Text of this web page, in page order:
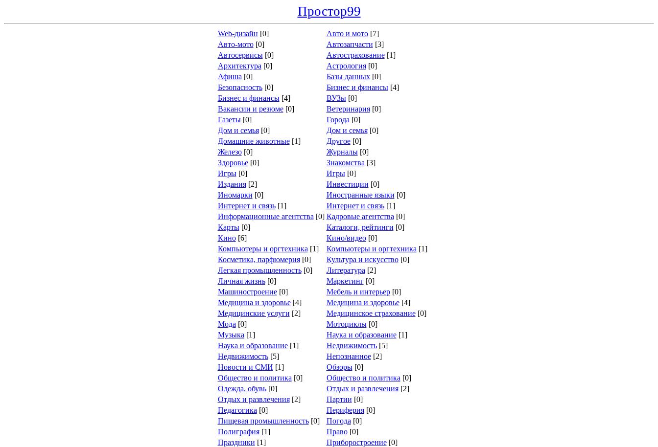
Простор99
Web-дизайн [0] Авто и мото[7]
Авто-мото[0] Автозапчасти [3]
Автосервисы[0] Автострахование[1]
Архитектура [0] Астрология[0]
Афиша [0] Базы данных[0]
Безопасность[0] Бизнес и финансы[4]
Бизнес и финансы[4] ВУЗы[0]
Вакансии и резюме[0] Ветеринария[0]
Газеты[0] Города [0]
Дом и семья[0] Дом и семья[0]
Домашние животные[1] Другое[0]
Железо[0] Журналы[0]
Здоровье[0] Знакомства [3]
Игры[0] Игры[0]
Издания[2] Инвестиции [0]
Иномарки [0] Иностранные языки [0]
Интернет и связь[1] Интернет и связь[1]
Информационные агентства [0] Кадровые агентства [0]
Карты[0] Каталоги, рейтинги [0]
Кино[6] Кино/видео[0]
Компьютеры и оргтехника [1] Компьютеры и оргтехника [1]
Косметика, парфюмерия[0] Культура и искусство[0]
Легкая промышленность[0] Литература [2]
Личная жизнь[0] Маркетинг[0]
Машиностроение[0] Мебель и интерьер[0]
Медицина и здоровье[4] Медицина и здоровье[4]
Медицинские услуги [2] Медицинское страхование[0]
Мода [0] Мотоциклы[0]
Музыка [1] Наука и образование[1]
Наука и образование[1] Недвижимость[5]
Недвижимость[5] Непознанное[2]
Новости и СМИ [1] Обзоры[0]
Общество и политика [0] Общество и политика [0]
Одежда, обувь[0] Отдых и развлечения[2]
Отдых и развлечения[2] Партии [0]
Педагогика [0] Периферия[0]
Пищевая промышленность[0] Погода [0]
Полиграфия[1] Право[0]
Праздники [1] Приборостроение[0]